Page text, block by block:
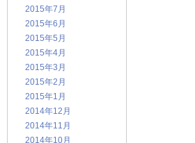
2015年7月
2015年6月
2015年5月
2015年4月
2015年3月
2015年2月
2015年1月
2014年12月
2014年11月
2014年10月